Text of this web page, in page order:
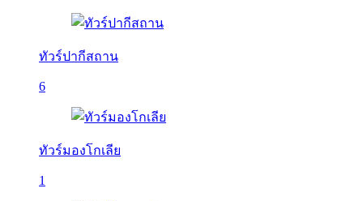
ทัวร์ปากีสถาน
6
ทัวร์มองโกเลีย
1